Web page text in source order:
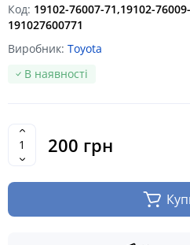
Код: 19102-76007-71,19102-
191027600771
Виробник: Toyota
В наявності
200 грн